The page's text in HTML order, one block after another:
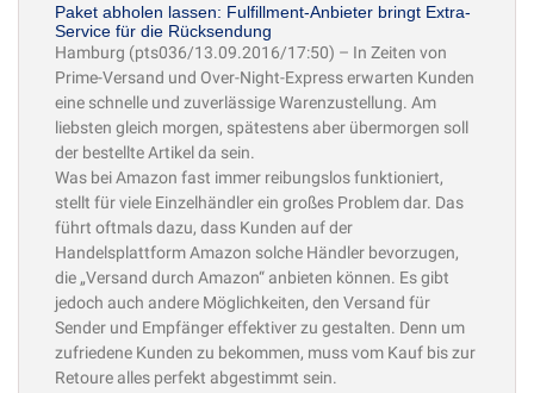
Paket abholen lassen: Fulfillment-Anbieter bringt Extra-
Service für die Rücksendung
Hamburg (pts036/13.09.2016/17:50) – In Zeiten von
Prime-Versand und Over-Night-Express erwarten Kunden
eine schnelle und zuverlässige Warenzustellung. Am
liebsten gleich morgen, spätestens aber übermorgen soll
der bestellte Artikel da sein.
Was bei Amazon fast immer reibungslos funktioniert,
stellt für viele Einzelhändler ein großes Problem dar. Das
führt oftmals dazu, dass Kunden auf der
Handelsplattform Amazon solche Händler bevorzugen,
die „Versand durch Amazon“ anbieten können. Es gibt
jedoch auch andere Möglichkeiten, den Versand für
Sender und Empfänger effektiver zu gestalten. Denn um
zufriedene Kunden zu bekommen, muss vom Kauf bis zur
Retoure alles perfekt abgestimmt sein.